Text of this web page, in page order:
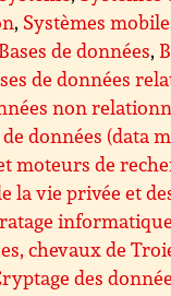
, Systèmes
de données,
de données
non
données (data
moteurs de
la vie privée et
informatique
chevaux de
des